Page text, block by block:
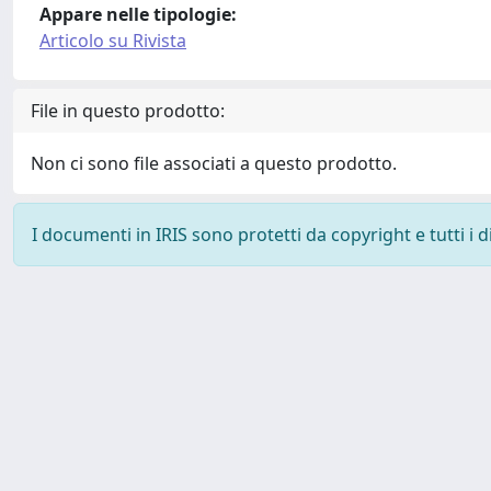
Appare nelle tipologie:
Articolo su Rivista
File in questo prodotto:
Non ci sono file associati a questo prodotto.
I documenti in IRIS sono protetti da copyright e tutti i